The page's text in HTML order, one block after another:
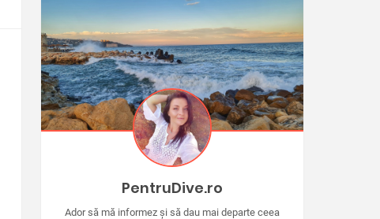
PentruDive.ro
Ador să mă informez și să dau mai departe ceea